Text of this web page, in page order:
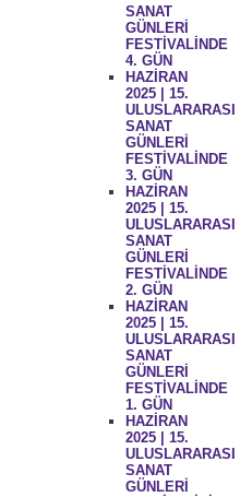
SANAT
GÜNLERİ
FESTİVALİNDE
4. GÜN
HAZİRAN
2025 | 15.
ULUSLARARASI
SANAT
GÜNLERİ
FESTİVALİNDE
3. GÜN
HAZİRAN
2025 | 15.
ULUSLARARASI
SANAT
GÜNLERİ
FESTİVALİNDE
2. GÜN
HAZİRAN
2025 | 15.
ULUSLARARASI
SANAT
GÜNLERİ
FESTİVALİNDE
1. GÜN
HAZİRAN
2025 | 15.
ULUSLARARASI
SANAT
GÜNLERİ